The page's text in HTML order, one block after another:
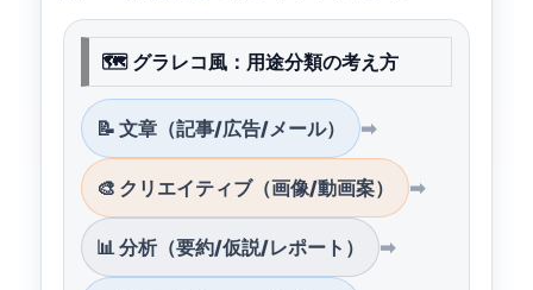
🗺 グラレコ風：用途分類の考え方
📝 文章（記事/広告/メール） ➡
🎨 クリエイティブ（画像/動画案） ➡
📊 分析（要約/仮説/レポート） ➡